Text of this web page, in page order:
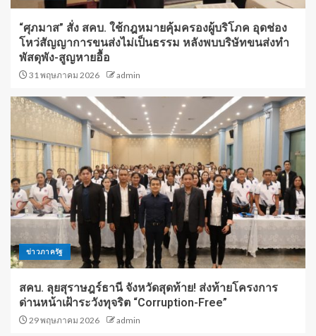
“ศุภมาส” สั่ง สคบ. ใช้กฎหมายคุ้มครองผู้บริโภค อุดช่อง
โหว่สัญญาการขนส่งไม่เป็นธรรม หลังพบบริษัทขนส่งทำ
พัสดุพัง-สูญหายอื้อ
31 พฤษภาคม 2026 admin
ข่าวภาครัฐ
สคบ. ลุยสุราษฎร์ธานี จังหวัดสุดท้าย! ส่งท้ายโครงการ
ด่านหน้าเฝ้าระวังทุจริต “Corruption-Free”
29 พฤษภาคม 2026 admin